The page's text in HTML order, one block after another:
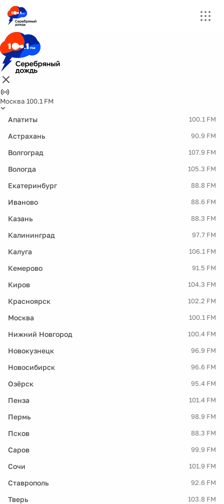
Москва 100.1 FM
Апатиты 100.1 FM
Астрахань 90.9 FM
Волгоград 107.9 FM
Вологда 105.3 FM
Екатеринбург 88.8 FM
Иваново 88.6 FM
Казань 88.3 FM
Калининград 97.7 FM
Калуга 106.1 FM
Кемерово 91.5 FM
Киров 104.3 FM
Красноярск 102.2 FM
Москва 100.1 FM
Нижний Новгород 100.4 FM
Новокузнецк 96.9 FM
Новосибирск 96.6 FM
Озёрск 95.4 FM
Пенза 101.4 FM
Пермь 98.9 FM
Псков 88.3 FM
Саров 99.9 FM
Сочи 101.9 FM
Ставрополь 92.6 FM
Тверь 103.8 FM